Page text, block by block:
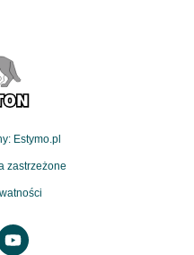
Estymo.pl
zastrzeżone